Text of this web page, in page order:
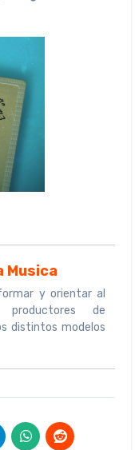
Musica
y orientar al
productores de
distintos modelos